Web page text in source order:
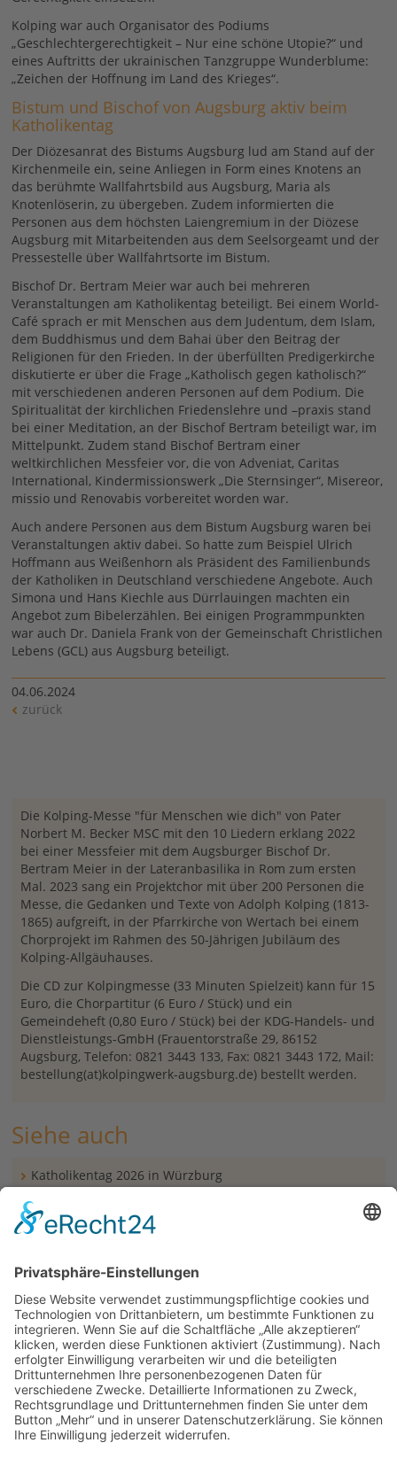
Kolping war auch Organisator des Podiums
„Geschlechtergerechtigkeit – Nur eine schöne Utopie?“ und
eines Auftritts der ukrainischen Tanzgruppe Wunderblume:
„Zeichen der Hoffnung im Land des Krieges“.
Bistum und Bischof von Augsburg aktiv beim
Katholikentag
Der Diözesanrat des Bistums Augsburg lud am Stand auf der
Kirchenmeile ein, seine Anliegen in Form eines Knotens an
das berühmte Wallfahrtsbild aus Augsburg, Maria als
Knotenlöserin, zu übergeben. Zudem informierten die
Personen aus dem höchsten Laiengremium in der Diözese
Augsburg mit Mitarbeitenden aus dem Seelsorgeamt und der
Pressestelle über Wallfahrtsorte im Bistum.
Bischof Dr. Bertram Meier war auch bei mehreren
Veranstaltungen am Katholikentag beteiligt. Bei einem World-
Café sprach er mit Menschen aus dem Judentum, dem Islam,
dem Buddhismus und dem Bahai über den Beitrag der
Religionen für den Frieden. In der überfüllten Predigerkirche
diskutierte er über die Frage „Katholisch gegen katholisch?“
mit verschiedenen anderen Personen auf dem Podium. Die
Spiritualität der kirchlichen Friedenslehre und –praxis stand
bei einer Meditation, an der Bischof Bertram beteiligt war, im
Mittelpunkt. Zudem stand Bischof Bertram einer
weltkirchlichen Messfeier vor, die von Adveniat, Caritas
International, Kindermissionswerk „Die Sternsinger“, Misereor,
missio und Renovabis vorbereitet worden war.
Auch andere Personen aus dem Bistum Augsburg waren bei
Veranstaltungen aktiv dabei. So hatte zum Beispiel Ulrich
Hoffmann aus Weißenhorn als Präsident des Familienbunds
der Katholiken in Deutschland verschiedene Angebote. Auch
Simona und Hans Kiechle aus Dürrlauingen machten ein
Angebot zum Bibelerzählen. Bei einigen Programmpunkten
war auch Dr. Daniela Frank von der Gemeinschaft Christlichen
Lebens (GCL) aus Augsburg beteiligt.
04.06.2024
zurück
Die Kolping-Messe "für Menschen wie dich" von Pater
Norbert M. Becker MSC mit den 10 Liedern erklang 2022
bei einer Messfeier mit dem Augsburger Bischof Dr.
Bertram Meier in der Lateranbasilika in Rom zum ersten
Mal. 2023 sang ein Projektchor mit über 200 Personen die
Messe, die Gedanken und Texte von Adolph Kolping (1813-
1865) aufgreift, in der Pfarrkirche von Wertach bei einem
Chorprojekt im Rahmen des 50-Jährigen Jubiläum des
Kolping-Allgäuhauses.
Die CD zur Kolpingmesse (33 Minuten Spielzeit) kann für 15
Euro, die Chorpartitur (6 Euro / Stück) und ein
Gemeindeheft (0,80 Euro / Stück) bei der KDG-Handels- und
Dienstleistungs-GmbH (Frauentorstraße 29, 86152
Augsburg, Telefon: 0821 3443 133, Fax: 0821 3443 172, Mail:
bestellung(at)kolpingwerk-augsburg.de) bestellt werden.
Siehe auch
Katholikentag 2026 in Würzburg
Links
Berichte und Bilder zu Kolping auf dem Katholikentag bei
www.kolping.de
Bistum Augsburg auf dem Katholikentag auf
www.bistum-augsburg.de
Berichte von katholisch1.tv
Kolping sorgt für Gerechtigkeit auf kolpingwerkstatt.de
www.katholikentag.de